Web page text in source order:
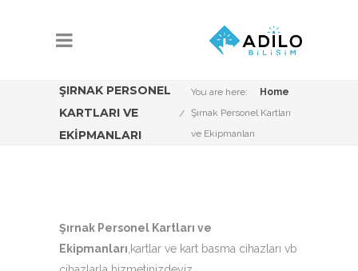
ŞIRNAK PERSONEL
KARTLARI VE
EKIPMANLARI
You are here:
Home
Şırnak Personel Kartları
ve Ekipmanları
Şırnak Personel Kartları ve
Ekipmanları ,kartlar ve kart basma cihazları vb